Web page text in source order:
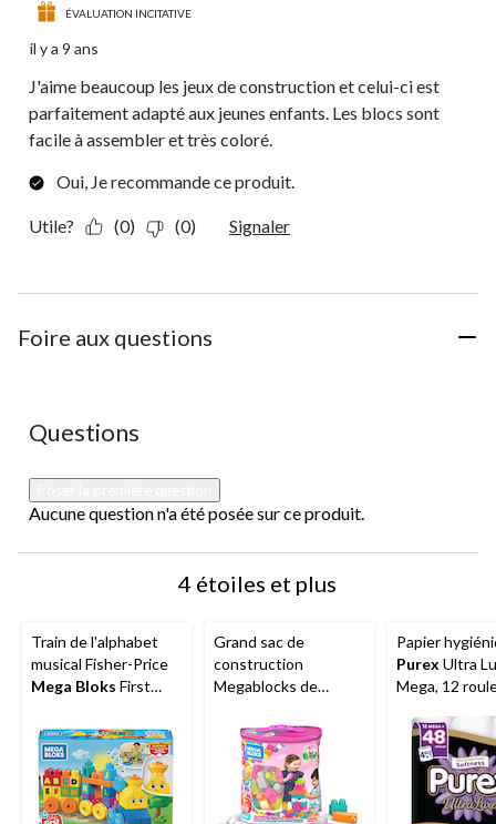
ÉVALUATION INCITATIVE
il y a 9 ans
J'aime beaucoup les jeux de construction et celui-ci est
parfaitement adapté aux jeunes enfants. Les blocs sont
facile à assembler et très coloré.
Oui, Je recommande ce produit.
Utile? (0) (0) Signaler
Foire aux questions
Aucune question n'a été posée sur ce produit.
Questions
Aucune question n'a été posée sur ce produit.
4 étoiles et plus
Train de l'alphabet
musical Fisher-Price
Mega Bloks First
et plus
Grand sac de
construction
Megablocks de
Builders, paq. 60, 1 an
et plus
Papier
Purex Ultra
Mega, 12